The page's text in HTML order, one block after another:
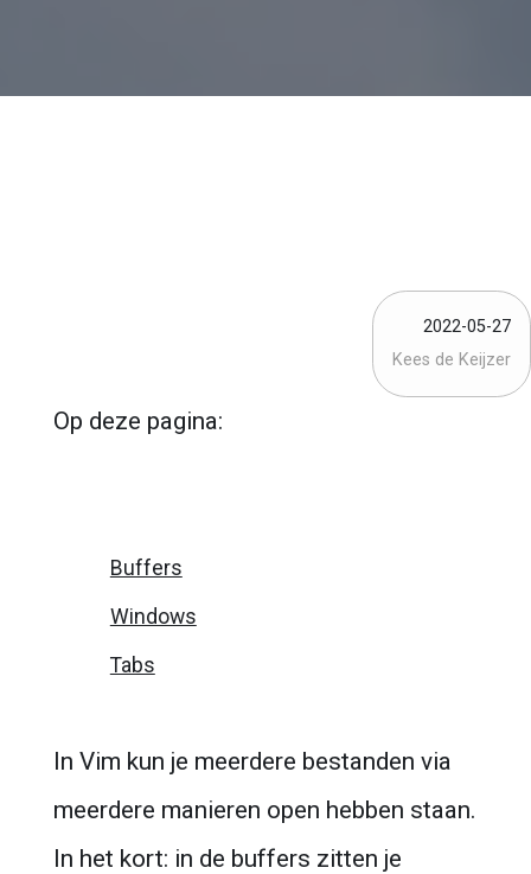
2022-05-27
Kees de Keijzer
Op deze pagina:
Buffers
Windows
Tabs
In Vim kun je meerdere bestanden via
meerdere manieren open hebben staan.
In het kort: in de buffers zitten je